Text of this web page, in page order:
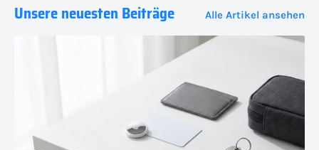
Unsere neuesten Beiträge Alle Artikel ansehen